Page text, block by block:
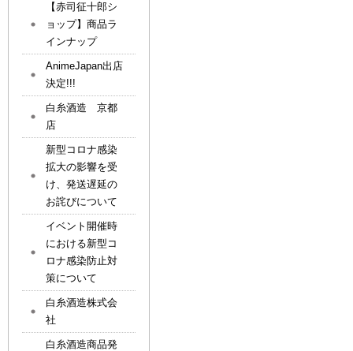
【赤司征十郎シ
ョップ】商品ラ
インナップ
AnimeJapan出店
決定!!!
白糸酒造 京都
店
新型コロナ感染
拡大の影響を受
け、発送遅延の
お詫びについて
イベント開催時
における新型コ
ロナ感染防止対
策について
白糸酒造株式会
社
白糸酒造商品発